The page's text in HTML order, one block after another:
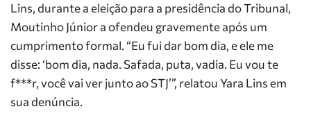
Lins, durante a eleição para a presidência do Tribunal,
Moutinho Júnior a ofendeu gravemente após um
cumprimento formal. “Eu fui dar bom dia, e ele me
disse: ‘bom dia, nada. Safada, puta, vadia. Eu vou te
f***r, você vai ver junto ao STJ’”, relatou Yara Lins em
sua denúncia.